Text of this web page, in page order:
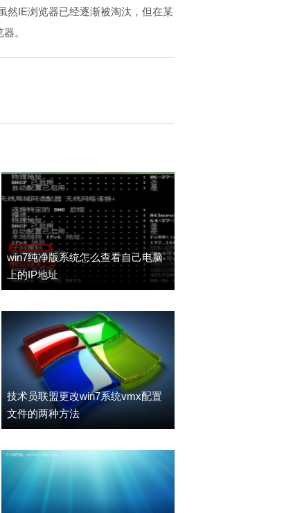
IE浏览器已经逐渐被淘汰，但在某
。
win7纯净版系统怎么查看自己电脑
上的IP地址
技术员联盟更改win7系统vmx配置
文件的两种方法